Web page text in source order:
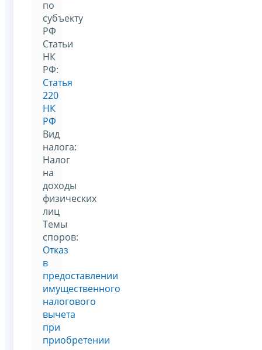
по
субъекту
РФ
Статьи
НК
РФ:
Статья
220
НК
РФ
Вид
налога:
Налог
на
доходы
физических
лиц
Темы
споров:
Отказ
в
предоставлении
имущественного
налогового
вычета
при
приобретении